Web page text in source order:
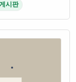
시판